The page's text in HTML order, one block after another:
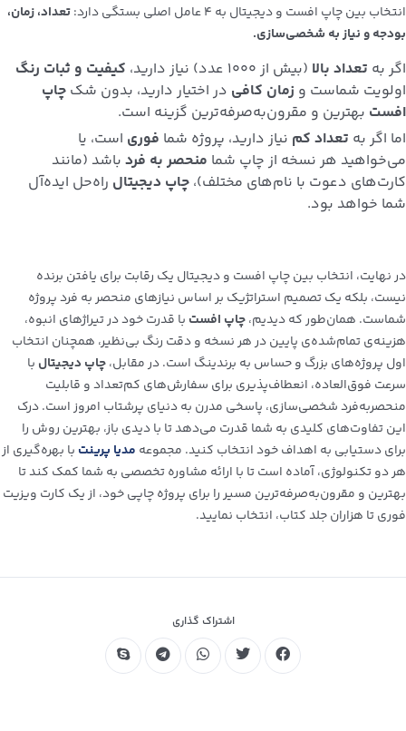
انتخاب بین چاپ افست و دیجیتال به ۴ عامل اصلی بستگی دارد:
تعداد، زمان،
بودجه و نیاز به شخصی‌سازی.
اگر به تعداد بالا (بیش از ۱۰۰۰ عدد) نیاز دارید،
کیفیت و ثبات رنگ
اولویت شماست و زمان کافی در اختیار دارید، بدون شک چاپ
افست بهترین و مقرون‌به‌صرفه‌ترین گزینه است.
اما اگر به تعداد کم نیاز دارید، پروژه شما فوری است، یا
می‌خواهید هر نسخه از چاپ شما منحصر به فرد باشد (مانند
کارت‌های دعوت با نام‌های مختلف)، چاپ دیجیتال راه‌حل ایده‌آل
شما خواهد بود.
در نهایت، انتخاب بین چاپ افست و دیجیتال یک رقابت برای یافتن برنده
نیست، بلکه یک تصمیم استراتژیک بر اساس نیازهای منحصر به فرد پروژه
شماست. همان‌طور که دیدیم،چاپ افست با قدرت خود در تیراژهای انبوه،
هزینه‌ی تمام‌شده‌ی پایین در هر نسخه و دقت رنگ بی‌نظیر، همچنان انتخاب
اول پروژه‌های بزرگ و حساس به برندینگ است. در مقابل،چاپ دیجیتال با
سرعت فوق‌العاده، انعطاف‌پذیری برای سفارش‌های کم‌تعداد و قابلیت
منحصربه‌فرد شخصی‌سازی، پاسخی مدرن به دنیای پرشتاب امروز است. درک
این تفاوت‌های کلیدی به شما قدرت می‌دهد تا با دیدی باز، بهترین روش را
برای دستیابی به اهداف خود انتخاب کنید. مجموعه مدیا پرینت با بهره‌گیری از
هر دو تکنولوژی، آماده است تا با ارائه مشاوره تخصصی به شما کمک کند تا
بهترین و مقرون‌به‌صرفه‌ترین مسیر را برای پروژه چاپی خود، از یک کارت ویزیت
فوری تا هزاران جلد کتاب، انتخاب نمایید.
اشتراک گذاری